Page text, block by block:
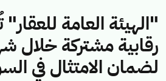
رقابية مشتركة خلال
لضمان الامتثال في